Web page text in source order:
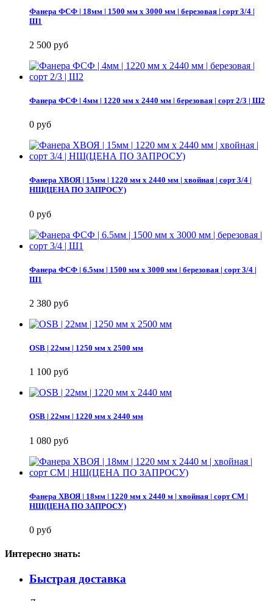
Фанера ФСФ | 18мм | 1500 мм х 3000 мм | березовая | сорт 3/4 |
Ш1
2 500 руб
Фанера ФСФ | 4мм | 1220 мм х 2440 мм | березовая | сорт 2/3 | Ш2
0 руб
Фанера ХВОЯ | 15мм | 1220 мм х 2440 мм | хвойная | сорт 3/4 |
НШ(ЦЕНА ПО ЗАПРОСУ)
0 руб
Фанера ФСФ | 6.5мм | 1500 мм х 3000 мм | березовая | сорт 3/4 |
Ш1
2 380 руб
OSB | 22мм | 1250 мм х 2500 мм
1 100 руб
OSB | 22мм | 1220 мм х 2440 мм
1 080 руб
Фанера ХВОЯ | 18мм | 1220 мм х 2440 м | хвойная | сорт СМ |
НШ(ЦЕНА ПО ЗАПРОСУ)
0 руб
Интересно знать:
Быстрая доставка